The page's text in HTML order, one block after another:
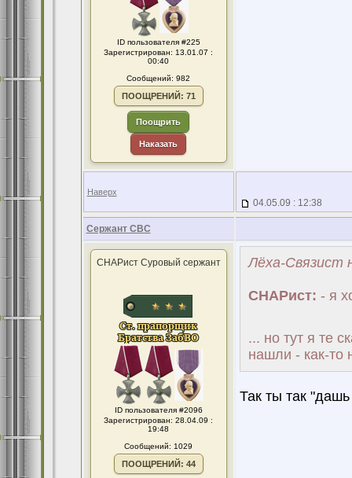
ID пользователя #225
Зарегистрирован: 13.01.07 :
00:40
Сообщений: 982
ПООЩРЕНИЙ: 71
Поощрить
Наказать
Наверх
04.05.09 : 12:38
Сержант СВС
СНАРист Суровый сержант
ID пользователя #2096
Зарегистрирован: 28.04.09 :
19:48
Сообщений: 1029
ПООЩРЕНИЙ: 44
Лёха-Связист
СНАРист: - я
... но тут я те
нашли - как-то
Так ты так